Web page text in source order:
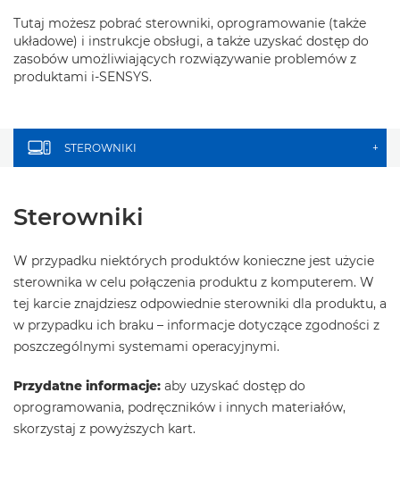
Tutaj możesz pobrać sterowniki, oprogramowanie (także
układowe) i instrukcje obsługi, a także uzyskać dostęp do
zasobów umożliwiających rozwiązywanie problemów z
produktami i-SENSYS.
STEROWNIKI +
Sterowniki
W przypadku niektórych produktów konieczne jest użycie
sterownika w celu połączenia produktu z komputerem. W
tej karcie znajdziesz odpowiednie sterowniki dla produktu, a
w przypadku ich braku – informacje dotyczące zgodności z
poszczególnymi systemami operacyjnymi.
Przydatne informacje: aby uzyskać dostęp do
oprogramowania, podręczników i innych materiałów,
skorzystaj z powyższych kart.